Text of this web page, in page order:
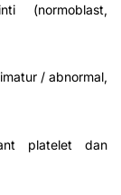
(normoblast,
/ abnormal,
platelet dan